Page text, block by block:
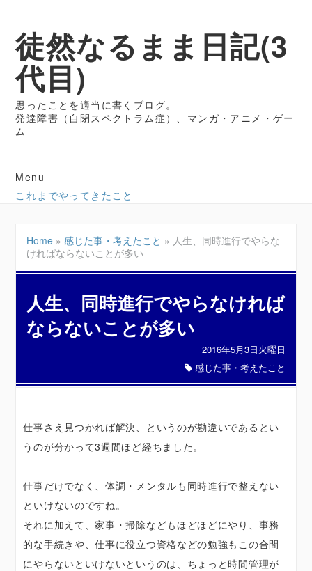
徒然なるまま日記(3
代目)
思ったことを適当に書くブログ。
発達障害（自閉スペクトラム症）、マンガ・アニメ・ゲー
ム
Menu
これまでやってきたこと
Home » 感じた事・考えたこと » 人生、同時進行でやらな
ければならないことが多い
人生、同時進行でやらなければ
ならないことが多い
2016年5月3日火曜日
感じた事・考えたこと
仕事さえ見つかれば解決、というのが勘違いであるとい
うのが分かって3週間ほど経ちました。
仕事だけでなく、体調・メンタルも同時進行で整えない
といけないのですね。
それに加えて、家事・掃除などもほどほどにやり、事務
的な手続きや、仕事に役立つ資格などの勉強もこの合間
にやらないといけないというのは、ちょっと時間管理が